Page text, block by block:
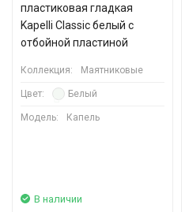
пластиковая гладкая
Kapelli Classic белый с
отбойной пластиной
Коллекция: Маятниковые
Цвет: Белый
Модель: Капель
В наличии